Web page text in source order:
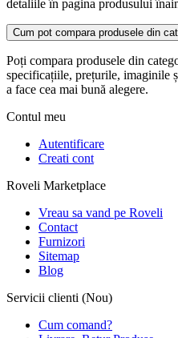
detaliile în pagina produsului
Cum pot compara produsele din
Poți compara produsele din
specificațiile, prețurile, imaginile
a face cea mai bună alegere.
Contul meu
Autentificare
Creati cont
Roveli Marketplace
Vreau sa vand pe Roveli
Contact
Furnizori
Sitemap
Blog
Servicii clienti (Nou)
Cum comand?